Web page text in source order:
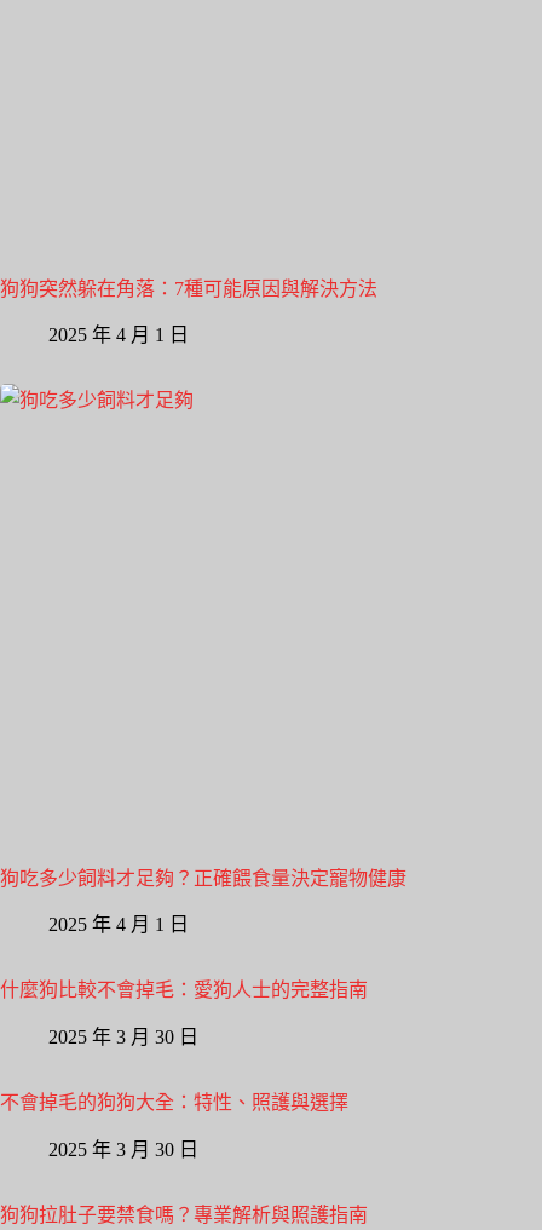
狗狗突然躲在角落：7種可能原因與解決方法
2025 年 4 月 1 日
狗吃多少飼料才足夠？正確餵食量決定寵物健康
2025 年 4 月 1 日
什麼狗比較不會掉毛：愛狗人士的完整指南
2025 年 3 月 30 日
不會掉毛的狗狗大全：特性、照護與選擇
2025 年 3 月 30 日
狗狗拉肚子要禁食嗎？專業解析與照護指南